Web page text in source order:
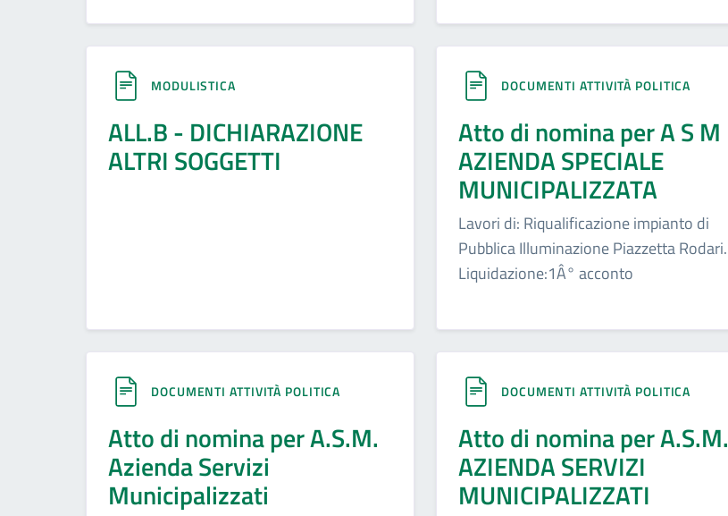
MODULISTICA
ALL.B - DICHIARAZIONE
ALTRI SOGGETTI
DOCUMENTI ATTIVITÀ POLITICA
Atto di nomina per A S M
AZIENDA SPECIALE
MUNICIPALIZZATA
Lavori di: Riqualificazione impianto di
Pubblica Illuminazione Piazzetta Rodari.
Liquidazione:1Â° acconto
DOCUMENTI ATTIVITÀ POLITICA
Atto di nomina per A.S.M.
Azienda Servizi
Municipalizzati
DOCUMENTI ATTIVITÀ POLITICA
Atto di nomina per A.S.M.
AZIENDA SERVIZI
MUNICIPALIZZATI